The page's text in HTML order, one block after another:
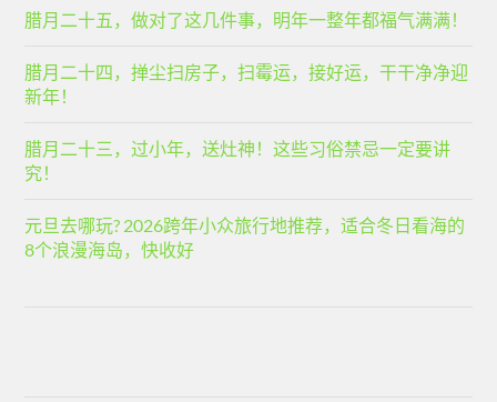
腊月二十五，做对了这几件事，明年一整年都福气满满！
腊月二十四，掸尘扫房子，扫霉运，接好运，干干净净迎
新年！
腊月二十三，过小年，送灶神！这些习俗禁忌一定要讲
究！
元旦去哪玩? 2026跨年小众旅行地推荐，适合冬日看海的
8个浪漫海岛，快收好